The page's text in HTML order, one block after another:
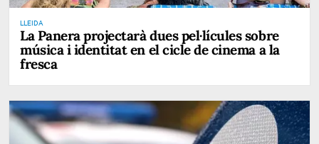
LLEIDA
La Panera projectarà dues pel·lícules sobre
música i identitat en el cicle de cinema a la
fresca